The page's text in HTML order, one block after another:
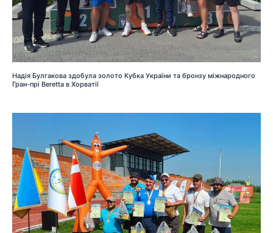
Надія Булгакова здобула золото Кубка України та бронзу міжнародного
Гран-прі Beretta в Хорватії